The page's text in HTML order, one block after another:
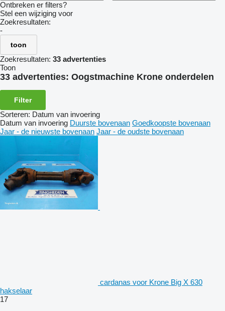
Ontbreken er filters?
Stel een wijziging voor
Zoekresultaten:
-
toon
Zoekresultaten: 33 advertenties
Toon
33 advertenties: Oogstmachine Krone onderdelen
Filter
Sorteren: Datum van invoering
Datum van invoering Duurste bovenaan Goedkoopste bovenaan
Jaar - de nieuwste bovenaan Jaar - de oudste bovenaan
cardanas voor Krone Big X 630
hakselaar
17